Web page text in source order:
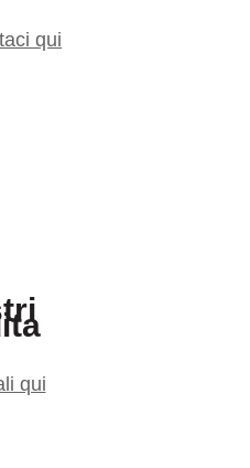
qui
qui